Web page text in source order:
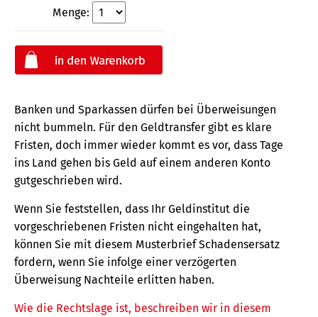
Menge:
Banken und Sparkassen dürfen bei Überweisungen
nicht bummeln. Für den Geldtransfer gibt es klare
Fristen, doch immer wieder kommt es vor, dass Tage
ins Land gehen bis Geld auf einem anderen Konto
gutgeschrieben wird.
Wenn Sie feststellen, dass Ihr Geldinstitut die
vorgeschriebenen Fristen nicht eingehalten hat,
können Sie mit diesem Musterbrief Schadensersatz
fordern, wenn Sie infolge einer verzögerten
Überweisung Nachteile erlitten haben.
Wie die Rechtslage ist, beschreiben wir in diesem